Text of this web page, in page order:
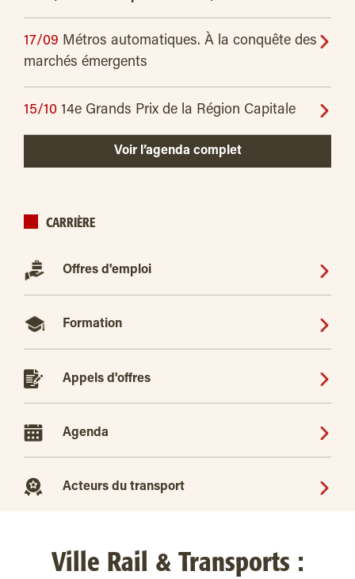
17/09 Métros automatiques. À la conquête des
marchés émergents
15/10 14e Grands Prix de la Région Capitale
Voir l’agenda complet
CARRIÈRE
Offres d'emploi
Formation
Appels d'offres
Agenda
Acteurs du transport
Ville Rail & Transports :